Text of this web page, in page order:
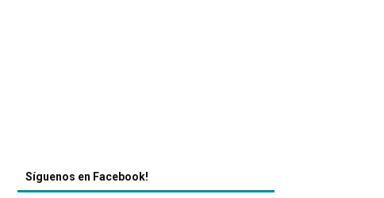
Síguenos en Facebook!